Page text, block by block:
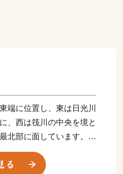
端に位置し、東は日光川
、西は筏川の中央を境と
北部に面しています。
、北部は農村地帯、南
の田園風景と、名古屋港